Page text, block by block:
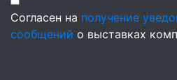
Согласен на получение
сообщений о выставках